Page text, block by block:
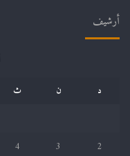
أرشيف
د
ن ث
2
3
4